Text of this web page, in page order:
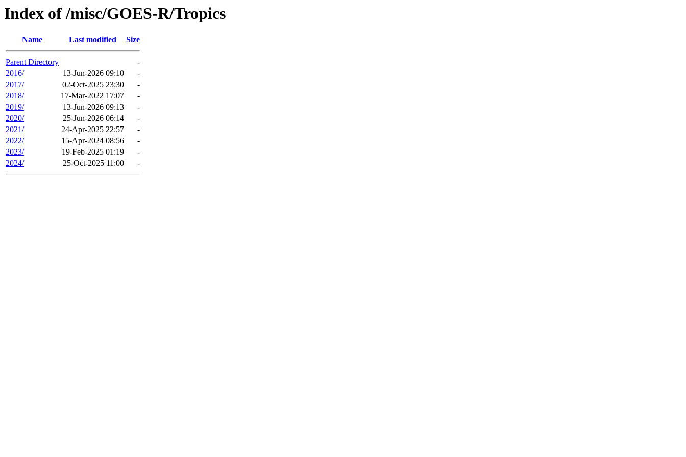
Index of /misc/GOES-R/Tropics
Name Last modified Size
Parent Directory
-
2016/
13-Jun-2026 09:10
-
2017/
02-Oct-2025 23:30
-
2018/
17-Mar-2022 17:07
-
2019/
13-Jun-2026 09:13
-
2020/
25-Jun-2026 06:14
-
2021/
24-Apr-2025 22:57
-
2022/
15-Apr-2024 08:56
-
2023/
19-Feb-2025 01:19
-
2024/
25-Oct-2025 11:00 -